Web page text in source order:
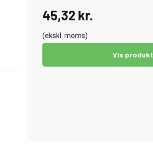
45,32 kr.
(ekskl. moms)
Vis produkt